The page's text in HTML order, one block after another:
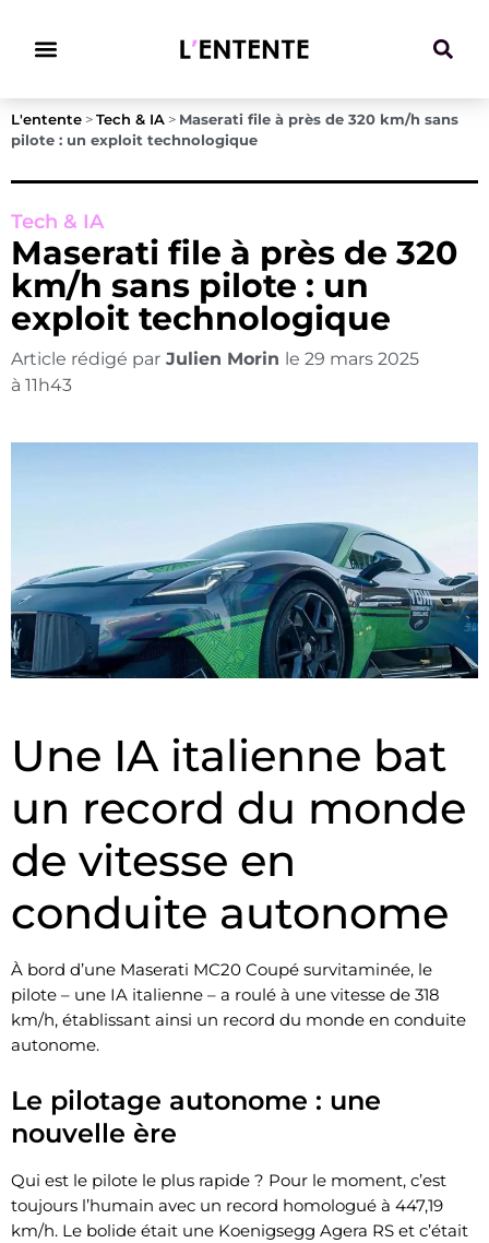
L'entente > Tech & IA > Maserati file à près de 320 km/h sans
pilote : un exploit technologique
Tech & IA
Maserati file à près de 320
km/h sans pilote : un
exploit technologique
Article rédigé par Julien Morin le 29 mars 2025
à 11h43
Une IA italienne bat
un record du monde
de vitesse en
conduite autonome
À bord d’une Maserati MC20 Coupé survitaminée, le
pilote – une IA italienne – a roulé à une vitesse de 318
km/h, établissant ainsi un record du monde en conduite
autonome.
Le pilotage autonome : une
nouvelle ère
Qui est le pilote le plus rapide ? Pour le moment, c’est
toujours l’humain avec un record homologué à 447,19
km/h. Le bolide était une Koenigsegg Agera RS et c’était